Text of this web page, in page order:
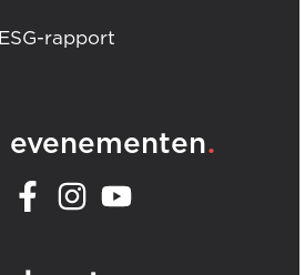
ESG-rapport
evenementen.